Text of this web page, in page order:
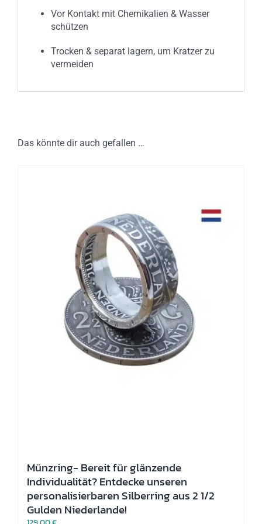
Vor Kontakt mit Chemikalien & Wasser
schützen
Trocken & separat lagern, um Kratzer zu
vermeiden
Das könnte dir auch gefallen …
Münzring- Bereit für glänzende
Individualität? Entdecke unseren
personalisierbaren Silberring aus 2 1/2
Gulden Niederlande!